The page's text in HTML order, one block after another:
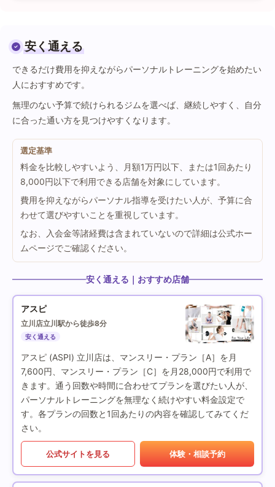
安く通える
できるだけ費用を抑えながらパーソナルトレーニングを始めたい
人におすすめです。
無理のない予算で続けられるジムを選べば、継続しやすく、自分
に合った通い方を見つけやすくなります。
選定基準
料金を比較しやすいよう、月額1万円以下、または1回あたり
8,000円以下で利用できる店舗を対象にしています。
費用を抑えながらパーソナル指導を受けたい人が、予算に合
わせて選びやすいことを重視しています。
なお、入会金等諸経費は含まれていないので詳細は公式ホー
ムページでご確認ください。
安く通える｜おすすめ店舗
アスピ
立川店立川駅から徒歩8分
安く通える
アスピ (ASPI) 立川店は、マンスリー・プラン［A］を月
7,600円、マンスリー・プラン［C］を月28,000円で利用で
きます。通う回数や時間に合わせてプランを選びたい人が、
パーソナルトレーニングを無理なく続けやすい料金設定で
す。各プランの回数と1回あたりの内容を確認してみてくだ
さい。
公式サイトを見る 体験・相談予約